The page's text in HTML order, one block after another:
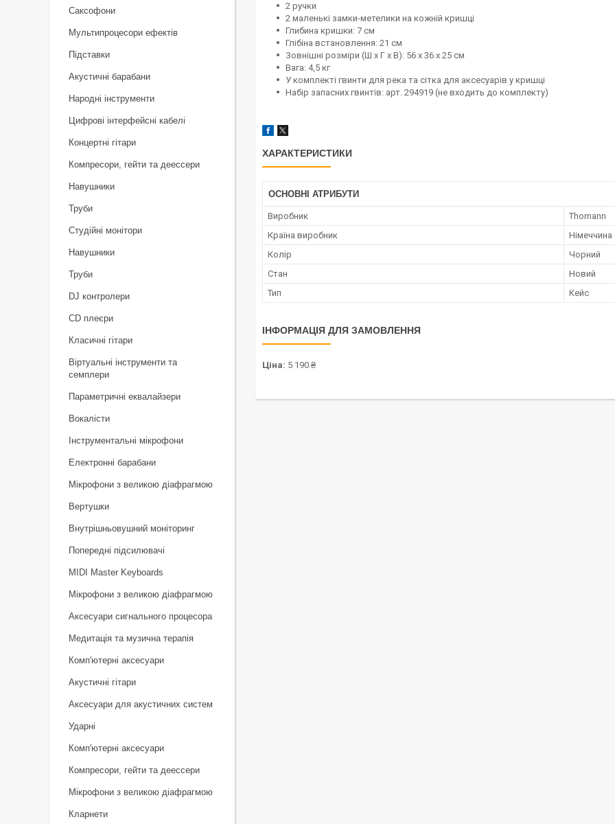
2 ручки
2 маленькі замки-метелики на кожній кришці
Глибина кришки: 7 см
Глібіна встановлення: 21 см
Зовнішні розміри (Ш x Г x В): 56 x 36 x 25 см
Вага: 4,5 кг
У комплекті гвинти для река та сітка для аксесуарів у кришці
Набір запасних гвинтів: арт. 294919 (не входить до комплекту)
ХАРАКТЕРИСТИКИ
ОСНОВНІ АТРИБУТИ
Виробник
Thomann
Країна виробник
Німеччина
Колір
Чорний
Стан
Новий
Тип
Кейс
ІНФОРМАЦІЯ ДЛЯ ЗАМОВЛЕННЯ
Ціна: 5 190 ₴
Саксофони
Мультипроцесори ефектів
Підставки
Акустичні барабани
Народні інструменти
Цифрові інтерфейсні кабелі
Концертні гітари
Компресори, гейти та деессери
Навушники
Труби
Студійні монітори
Навушники
Труби
DJ контролери
CD плеєри
Класичні гітари
Віртуальні інструменти та
семплери
Параметричні еквалайзери
Вокалісти
Інструментальні мікрофони
Електронні барабани
Мікрофони з великою діафрагмою
Вертушки
Внутрішньовушний моніторинг
Попередні підсилювачі
MIDI Master Keyboards
Мікрофони з великою діафрагмою
Аксесуари сигнального процесора
Медитація та музична терапія
Комп'ютерні аксесуари
Акустичні гітари
Аксесуари для акустичних систем
Ударні
Комп'ютерні аксесуари
Компресори, гейти та деессери
Мікрофони з великою діафрагмою
Кларнети